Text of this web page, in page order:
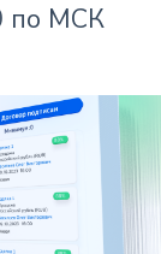
по МСК